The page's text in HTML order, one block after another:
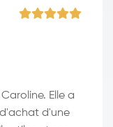
Elle a
d'une